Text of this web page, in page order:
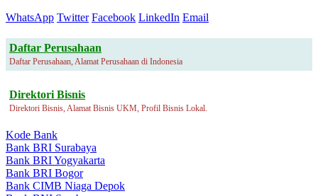
WhatsApp Twitter Facebook LinkedIn Email
Daftar Perusahaan
Daftar Perusahaan, Alamat Perusahaan di Indonesia
Direktori Bisnis
Direktori Bisnis, Alamat Bisnis UKM, Profil Bisnis Lokal.
Kode Bank
Bank BRI Surabaya
Bank BRI Yogyakarta
Bank BRI Bogor
Bank CIMB Niaga Depok